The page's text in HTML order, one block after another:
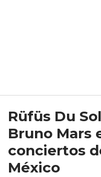
Rüfüs Du
Bruno Mars
conciertos
México